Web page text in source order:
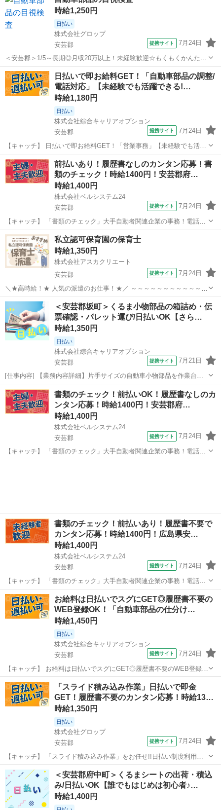
時給1,250円
日払い
株式会社グロップ
安芸郡
提携サイト 7月24日
＜安芸郡＞1/5～長期◎月収20万以上！未経験歓迎☆もくもくかんたん
軽作業♪【土日休み/車通勤可◎】 ＼猛暑対策実施中／ 涼しい自宅から
スマホで『WEB登録』OK！ 当社では【WEB面談（カジュアル登
録）】を 導入してい...
広島 安芸郡 工場
日払いで即お給料GET！「自動車部品の調整/
電話対応」【未経験でも活躍できる!…
時給1,180円
日払い
株式会社綜合キャリアオプション
安芸郡
提携サイト 7月24日
【キャッチ】 日払いで即お給料GET！「営業事務」【未経験でも活躍
できる!】1H程度/日の残業でちょい稼ぎ!若い世代も活躍中!高時給1180
円！ 【コメント】 ＼大手人材派遣会社で働きませんか♪／ 「新しい職
場は不安・・...
広島 安芸郡 一般事務
前払いあり！履歴書なしのカンタン応募！書
類のチェック！時給1400円！安芸郡府…
時給1,400円
株式会社ベルシステム24
安芸郡
提携サイト 7月24日
【キャッチ】 「書類のチェック」大手自動者関連企業の事務！電話対
応なし！土日祝休み！未経験歓迎 【コメント】 ベルシステム24には経
験や資格一切不問のお仕事も多数(^^♪ ＃扶養内・Wワーク ＃週2のス
キマワーク ＃1日...
広島 安芸郡 一般事務
私立認可保育園の保育士
時給1,350円
株式会社アスカクリエート
安芸郡
提携サイト 7月24日
＼★高時給！★ 人気の派遣のお仕事！★／ ～～～～～～～～～～～～
～～～～～～ 【おすすめポイント】 ★人気の派遣求人♪ ★高時給です
♪ ★預かり保育メインです♪ ★保育補助業務なので無理なく お仕事...
広島 安芸郡 保育士
＜安芸郡坂町＞くるま小物部品の箱詰め・伝
票確認・パレット運び/日払いOK【さら…
時給1,350円
日払い
株式会社綜合キャリアオプション
安芸郡
提携サイト 7月21日
[仕事内容] 【業務内容詳細】片手サイズの自動車小物部品を作業台の
上で段ボール箱に入れる仕分け梱包作業。 または、 伝票を見て梱包さ
れた段ボールをパレットの上に運ぶ作業になります。 部署内は冷暖房
が完備されており非常に就業し...
広島 安芸郡 仕分け
書類のチェック！前払いOK！履歴書なしのカ
ンタン応募！時給1400円！安芸郡府…
時給1,400円
株式会社ベルシステム24
安芸郡
提携サイト 7月24日
【キャッチ】 「書類のチェック」大手自動者関連企業の事務！電話対
書類のチェック！前払いあり！履歴書不要で
カンタン応募！時給1400円！広島県安…
時給1,400円
株式会社ベルシステム24
安芸郡
提携サイト 7月24日
【キャッチ】 「書類のチェック」大手自動者関連企業の事務！電話対
応なし！土日祝休み！未経験歓迎 【コメント】 ベルシステム24には経
験や資格一切不問のお仕事も多数(^^♪ ＃扶養内・Wワーク ＃週2のス
キマワーク ＃1日...
広島 安芸郡 一般事務
お給料は日払いでスグにGET◎履歴書不要の
WEB登録OK！「自動車部品の仕分け…
時給1,450円
日払い
株式会社綜合キャリアオプション
安芸郡
提携サイト 7月24日
【キャッチ】 お給料は日払いでスグにGET◎履歴書不要のWEB登録
OK！「自動車部品の仕分け/梱包」高時給1450円！矢野周辺！20代～
40代のスタッフが多数活躍中★ 【コメント】 製造のお仕事をお探しに
おススメ♪ 「未...
広島 安芸郡 仕分け
「スライド積み込み作業」日払いで即金
GET！履歴書不要のカンタン応募！時給13…
時給1,350円
日払い
株式会社グロップ
安芸郡
提携サイト 7月24日
【キャッチ】 「スライド積み込み作業」をお任せ!!日払い制度利用
OK！未経験から活躍中のスタッフ多数♪＜安芸郡府中町＞ 未経験
OK！特別なスキル一切不要！作業の合間に休憩もできる自動車のシー
ト積み込み作業！ 【コメント】...
広島 安芸郡 工場
＜安芸郡府中町＞くるまシートの出荷・積込
み/日払いOK【誰でもはじめは初心者♪…
時給1,400円